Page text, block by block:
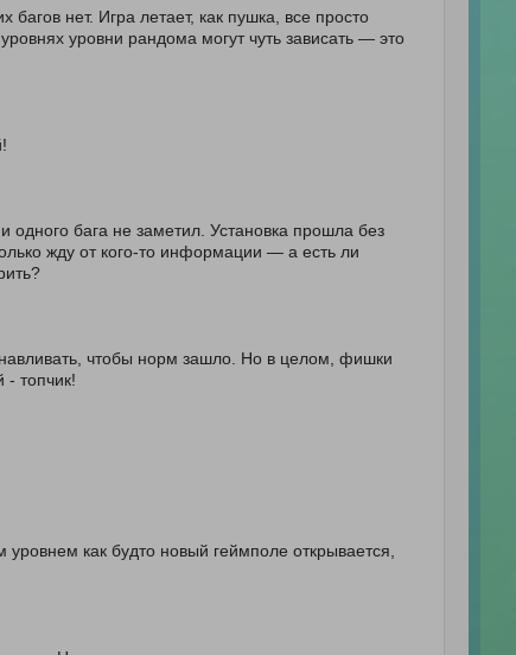
нет. Игра летает, как пушка, все просто
уровни рандома могут чуть зависать — это
бага не заметил. Установка прошла без
жду от кого-то информации — а есть ли
чтобы норм зашло. Но в целом, фишки
топчик!
как будто новый геймполе открывается,